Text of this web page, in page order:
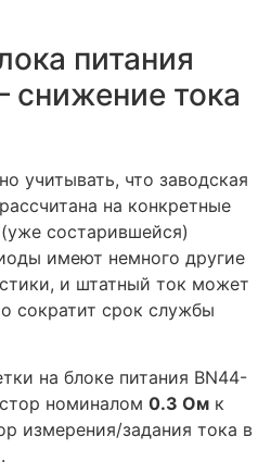
питания
снижение тока
учитывать, что заводская
на конкретные
состарившейся)
имеют немного другие
и штатный ток может
сократит срок службы
на блоке питания BN44-
номиналом 0.3 Ом к
измерения/задания тока в